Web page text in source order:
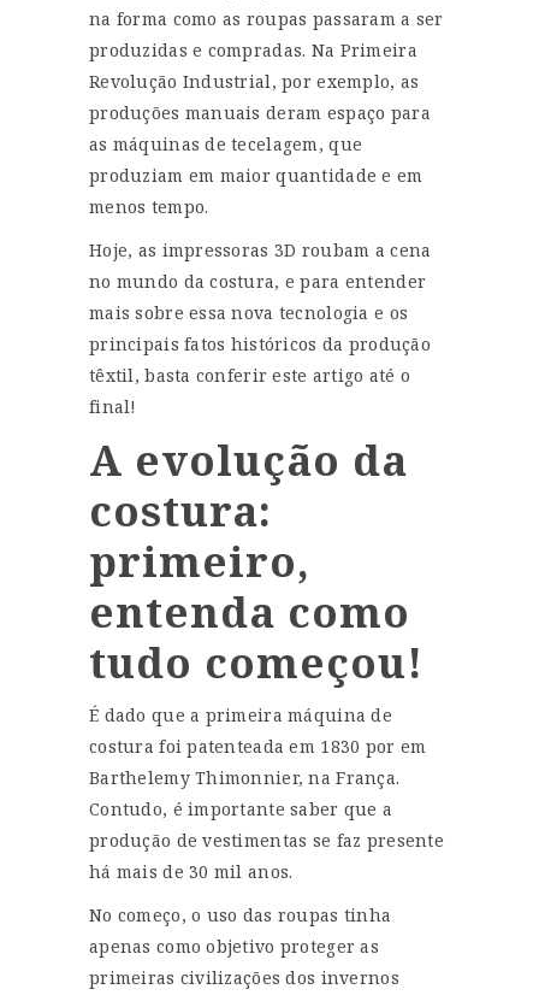
na forma como as roupas passaram a ser
produzidas e compradas. Na Primeira
Revolução Industrial, por exemplo, as
produções manuais deram espaço para
as máquinas de tecelagem, que
produziam em maior quantidade e em
menos tempo.
Hoje, as impressoras 3D roubam a cena
no mundo da costura, e para entender
mais sobre essa nova tecnologia e os
principais fatos históricos da produção
têxtil, basta conferir este artigo até o
final!
A evolução da
costura:
primeiro,
entenda como
tudo começou!
É dado que a primeira máquina de
costura foi patenteada em 1830 por em
Barthelemy Thimonnier, na França.
Contudo, é importante saber que a
produção de vestimentas se faz presente
há mais de 30 mil anos.
No começo, o uso das roupas tinha
apenas como objetivo proteger as
primeiras civilizações dos invernos